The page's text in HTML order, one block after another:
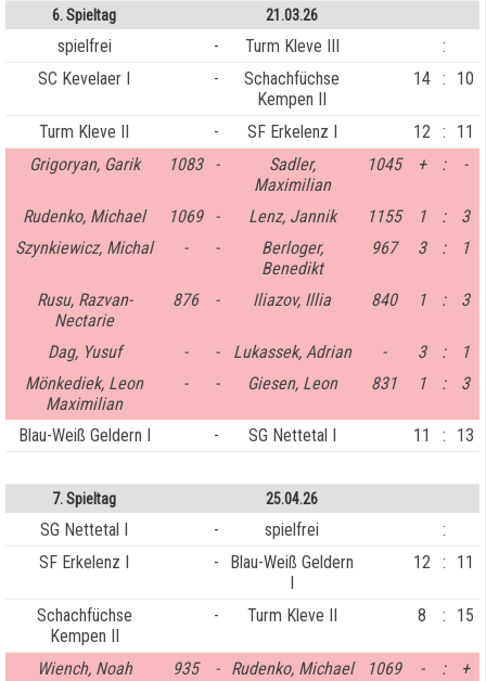
6. Spieltag 21.03.26
spielfrei - Turm Kleve III
:
SC Kevelaer I
-
Schachfüchse
Kempen II
14 : 10
Turm Kleve II - SF Erkelenz I 12 :
11
Grigoryan, Garik
1083 -
Sadler,
Maximilian
1045 + : -
Rudenko, Michael 1069 - Lenz, Jannik 1155 1 :
3
Szynkiewicz, Michal
- -
Berloger,
Benedikt
967 3 : 1
Rusu, Razvan-
Nectarie
876 - Iliazov, Illia 840 1 : 3
Dag, Yusuf - - Lukassek, Adrian - 3 :
1
Mönkediek, Leon
Maximilian
- - Giesen, Leon 831 1 : 3
Blau-Weiß Geldern I - SG Nettetal I 11 : 13
7. Spieltag 25.04.26
SG Nettetal I - spielfrei
:
SF Erkelenz I
-
Blau-Weiß Geldern
12 : 11
Schachfüchse
Kempen II
- Turm Kleve II 8 : 15
Wiench, Noah 935 - Rudenko, Michael 1069 - :
+